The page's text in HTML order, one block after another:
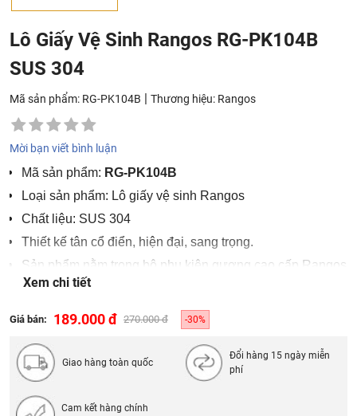
Lô Giấy Vệ Sinh Rangos RG-PK104B
SUS 304
Mã sản phẩm: RG-PK104B | Thương hiệu: Rangos
Mời bạn viết bình luận
Mã sản phẩm: RG-PK104B
Loại sản phẩm: Lô giấy vệ sinh Rangos
Chất liệu: SUS 304
Thiết kế tân cổ điển, hiện đại, sang trọng.
Sản phẩm nằm trong bộ phụ kiện gương cao cấp Rangos
RG-PK1B
Xem chi tiết
Giá bán: 189.000 đ 270.000 đ -30%
Giao hàng toàn quốc
Đổi hàng 15 ngày miễn
phí
Cam kết hàng chính